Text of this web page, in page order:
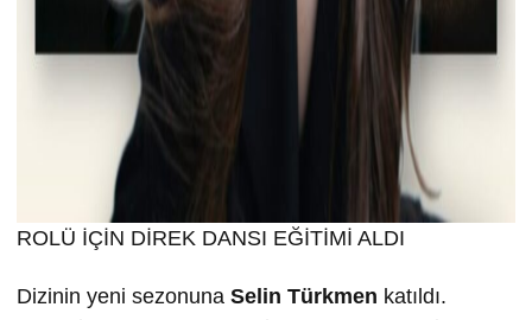
ROLÜ İÇİN DİREK DANSI EĞİTİMİ ALDI
Dizinin yeni sezonuna Selin Türkmen katıldı.